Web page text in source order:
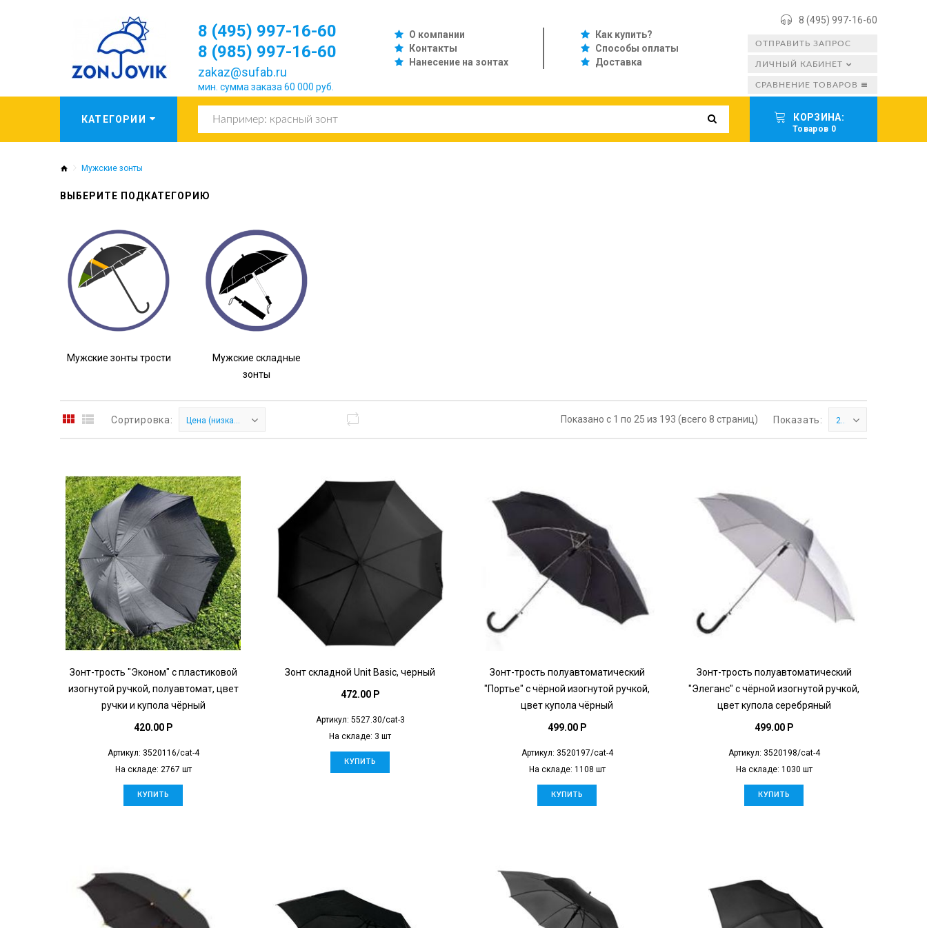
О компании
Контакты
Нанесение на зонтах
Как купить?
Способы оплаты
Доставка
8 (495) 997-16-60
8 (495) 997-16-60
8 (985) 997-16-60
zakaz@sufab.ru
мин. сумма заказа 60 000 руб.
ОТПРАВИТЬ ЗАПРОС
СРАВНЕНИЕ ТОВАРОВ
ЛИЧНЫЙ КАБИНЕТ
КОРЗИНА:
Товаров 0
Мужские зонты
ВЫБЕРИТЕ ПОДКАТЕГОРИЮ
Мужские зонты трости
Мужские складные
зонты
Сортировка: Цена (низкая > высокая) Показать: 25
Показано с 1 по 25 из 193 (всего 8 страниц)
Зонт-трость "Эконом" с пластиковой
изогнутой ручкой, полуавтомат, цвет
ручки и купола чёрный
420.00 P
Артикул: 3520116/cat-4
На складе: 2767 шт
КУПИТЬ
Зонт складной Unit Basic, черный
472.00 P
Артикул: 5527.30/cat-3
На складе: 3 шт
КУПИТЬ
Зонт-трость полуавтоматический
"Портье" с чёрной изогнутой ручкой,
цвет купола чёрный
499.00 P
Артикул: 3520197/cat-4
На складе: 1108 шт
КУПИТЬ
Зонт-трость полуавтоматический
"Элеганс" с чёрной изогнутой ручкой,
цвет купола серебряный
499.00 P
Артикул: 3520198/cat-4
На складе: 1030 шт
КУПИТЬ